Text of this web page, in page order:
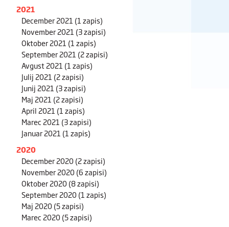
2021
December 2021 (1 zapis)
November 2021 (3 zapisi)
Oktober 2021 (1 zapis)
September 2021 (2 zapisi)
Avgust 2021 (1 zapis)
Julij 2021 (2 zapisi)
Junij 2021 (3 zapisi)
Maj 2021 (2 zapisi)
April 2021 (1 zapis)
Marec 2021 (3 zapisi)
Januar 2021 (1 zapis)
2020
December 2020(2 zapisi)
November 2020(6 zapisi)
Oktober 2020(8 zapisi)
September 2020(1 zapis)
Maj 2020(5 zapisi)
Marec 2020(5 zapisi)